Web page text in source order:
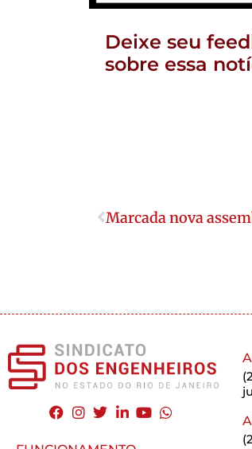
Deixe seu
sobre essa
Marcada nova